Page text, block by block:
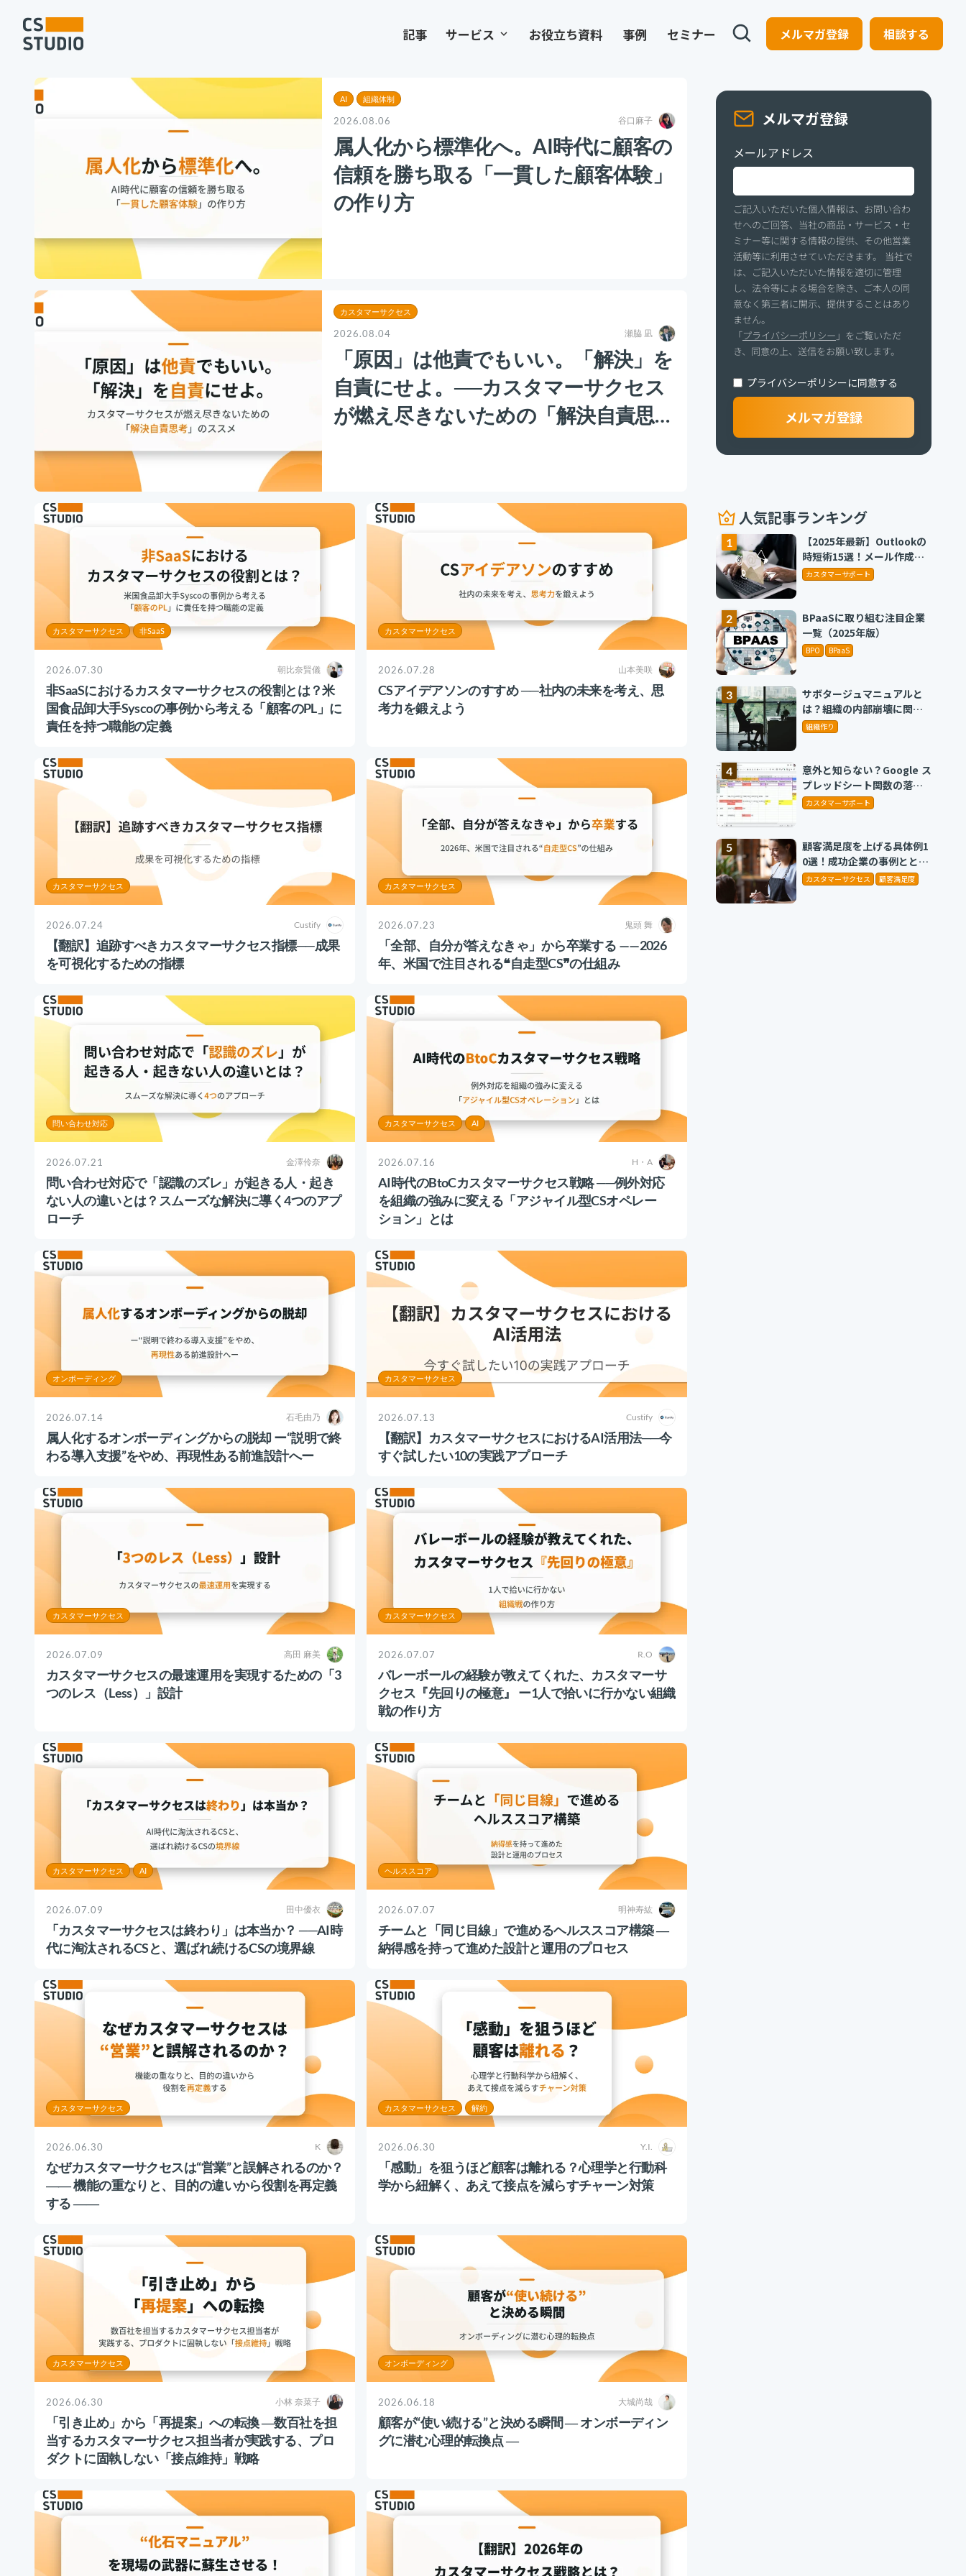
記事 サービス keyboard_arrow_down お役立ち資料 事例 セミナー メルマガ登録 相談する
AI 組織体制
2026.08.06 谷口麻子
属人化から標準化へ。AI時代に顧客の
信頼を勝ち取る「一貫した顧客体験」
の作り方
カスタマーサクセス
2026.08.04 瀬脇 凪
「原因」は他責でもいい。「解決」を
自責にせよ。──カスタマーサクセス
が燃え尽きないための「解決自責思
カスタマーサクセス 非SaaS
2026.07.30 朝比奈賢儀
非SaaSにおけるカスタマーサクセスの役割とは？米
国食品卸大手Syscoの事例から考える「顧客のPL」に
責任を持つ職能の定義
カスタマーサクセス
2026.07.28 山本美咲
CSアイデアソンのすすめ ──社内の未来を考え、思
考力を鍛えよう
カスタマーサクセス
2026.07.24 Custify
【翻訳】追跡すべきカスタマーサクセス指標──成果
を可視化するための指標
カスタマーサクセス
2026.07.23 鬼頭 舞
「全部、自分が答えなきゃ」から卒業する ——2026
年、米国で注目される❝自走型CS❞の仕組み
問い合わせ対応
2026.07.21 金澤伶奈
問い合わせ対応で「認識のズレ」が起きる人・起き
ない人の違いとは？スムーズな解決に導く4つのアプ
ローチ
カスタマーサクセス AI
2026.07.16 H・A
AI時代のBtoCカスタマーサクセス戦略 ──例外対応
を組織の強みに変える「アジャイル型CSオペレー
ション」とは
オンボーディング
2026.07.14 石毛由乃
属人化するオンボーディングからの脱却 ー“説明で終
わる導入支援”をやめ、再現性ある前進設計へー
カスタマーサクセス
2026.07.13 Custify
【翻訳】カスタマーサクセスにおけるAI活用法──今
すぐ試したい10の実践アプローチ
カスタマーサクセス
2026.07.09 高田 麻美
カスタマーサクセスの最速運用を実現するための「3
つのレス（Less）」設計
カスタマーサクセス
2026.07.07 R.O
バレーボールの経験が教えてくれた、カスタマーサ
クセス『先回りの極意』 ー1人で拾いに行かない組織
戦の作り方
カスタマーサクセス AI
2026.07.09 田中優衣
「カスタマーサクセスは終わり」は本当か？ ──AI時
代に淘汰されるCSと、選ばれ続けるCSの境界線
ヘルススコア
2026.07.07 明神寿紘
チームと「同じ目線」で進めるヘルススコア構築 ―
納得感を持って進めた設計と運用のプロセス
カスタマーサクセス
2026.06.30 K
なぜカスタマーサクセスは“営業”と誤解されるのか？
―― 機能の重なりと、目的の違いから役割を再定義
する ――
カスタマーサクセス 解約
2026.06.30 Y.I.
「感動」を狙うほど顧客は離れる？心理学と行動科
学から紐解く、あえて接点を減らすチャーン対策
カスタマーサクセス
2026.06.30 小林 奈菜子
「引き止め」から「再提案」への転換 ―数百社を担
当するカスタマーサクセス担当者が実践する、プロ
ダクトに固執しない「接点維持」戦略
オンボーディング
2026.06.18 大城尚哉
顧客が“使い続ける”と決める瞬間 ― オンボーディン
グに潜む心理的転換点 ―
メルマガ登録
メールアドレス
ご記入いただいた個人情報は、お問い合わ
せへのご回答、当社の商品・サービス・セ
ミナー等に関する情報の提供、その他営業
活動等に利用させていただきます。 当社で
は、ご記入いただいた情報を適切に管理
し、法令等による場合を除き、ご本人の同
意なく第三者に開示、提供することはあり
ません。
「プライバシーポリシー 」をご覧いただ
き、同意の上、送信をお願い致します。
プライバシーポリシーに同意する
人気記事ランキング
【2025年最新】Outlookの
時短術15選！メール作成や
タスク管理のテクニックを
カスタマーサポート
BPaaSに取り組む注目企業
一覧（2025年版）
BPO BPaaS
サボタージュマニュアルと
は？組織の内部崩壊に関す
るバイブル
組織作り
意外と知らない？Google ス
プレッドシート関数の落と
し穴 ～集計作業を効率化
カスタマーサポート
顧客満足度を上げる具体例1
0選！成功企業の事例ととも
に解説
カスタマーサクセス 顧客満足度